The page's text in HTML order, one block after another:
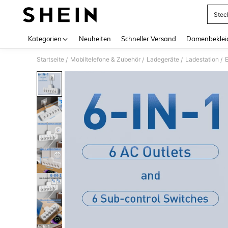
Kategorien Neuheiten Schneller Versand
Startseite / Mobiltelefone & Zubehör / Ladegeräte / Ladestation /